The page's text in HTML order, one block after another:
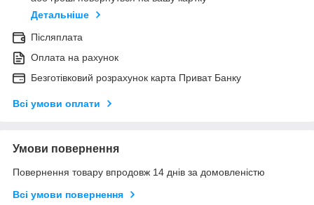
Детальніше
Післяплата
Оплата на рахунок
Безготівковий розрахунок карта Приват Банку
Всі умови оплати
Умови повернення
Повернення товару впродовж 14 днів за домовленістю
Всі умови повернення